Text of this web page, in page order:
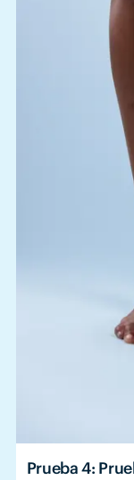
Prueba 4: